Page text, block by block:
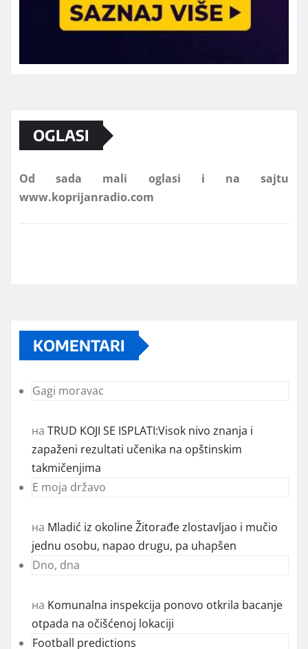
OGLASI
Od sada mali oglasi i na sajtu
KOMENTARI
Gagi moravac
на TRUD KOJI SE ISPLATI:Visok nivo znanja i
zapaženi rezultati učenika na opštinskim
takmičenjima
E moja državo
на Mladić iz okoline Žitorađe zlostavljao i mučio
jednu osobu, napao drugu, pa uhapšen
Dno, dna
на Komunalna inspekcija ponovo otkrila bacanje
otpada na očišćenoj lokaciji
Football predictions